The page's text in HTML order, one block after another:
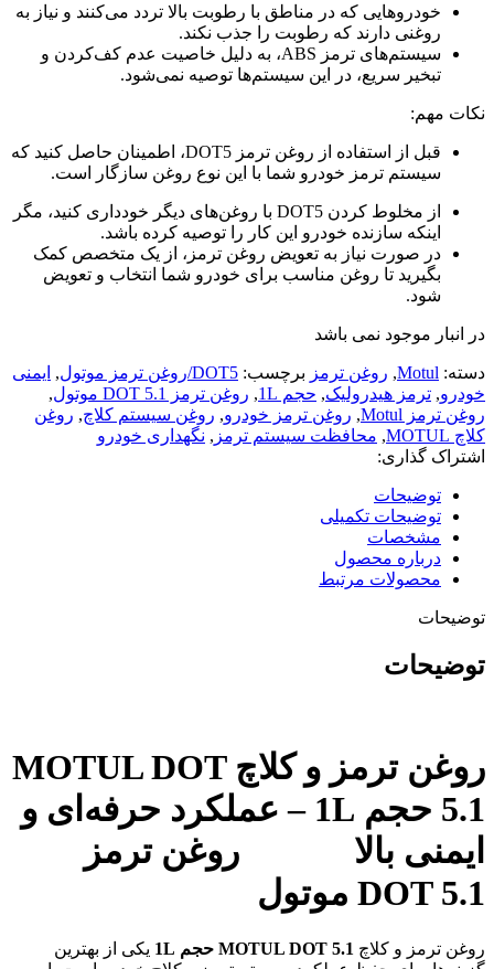
خودروهایی که در مناطق با رطوبت بالا تردد می‌کنند و نیاز به
روغنی دارند که رطوبت را جذب نکند.
سیستم‌های ترمز ABS، به دلیل خاصیت عدم کف‌کردن و
تبخیر سریع، در این سیستم‌ها توصیه نمی‌شود.
نکات مهم:
قبل از استفاده از روغن ترمز DOT5، اطمینان حاصل کنید که
سیستم ترمز خودرو شما با این نوع روغن سازگار است.
از مخلوط کردن DOT5 با روغن‌های دیگر خودداری کنید، مگر
اینکه سازنده خودرو این کار را توصیه کرده باشد.
در صورت نیاز به تعویض روغن ترمز، از یک متخصص کمک
بگیرید تا روغن مناسب برای خودرو شما انتخاب و تعویض
شود.
در انبار موجود نمی باشد
دسته: Motul
, روغن ترمز برچسب: DOT5/روغن ترمز موتول , ایمنی
خودرو, ترمز هیدرولیک, حجم 1L , روغن ترمز DOT 5.1 موتول
,
روغن ترمز Motul
, روغن ترمز خودرو, روغن سیستم کلاچ, روغن
کلاچ MOTUL
, محافظت سیستم ترمز , نگهداری خودرو
اشتراک گذاری:
توضیحات
توضیحات تکمیلی
مشخصات
درباره محصول
محصولات مرتبط
توضیحات
توضیحات
روغن ترمز و کلاچ MOTUL DOT
5.1 حجم 1L – عملکرد حرفه‌ای و
ایمنی بالا روغن ترمز
DOT 5.1 موتول
روغن ترمز و کلاچ MOTUL DOT 5.1 حجم 1L
یکی از بهترین